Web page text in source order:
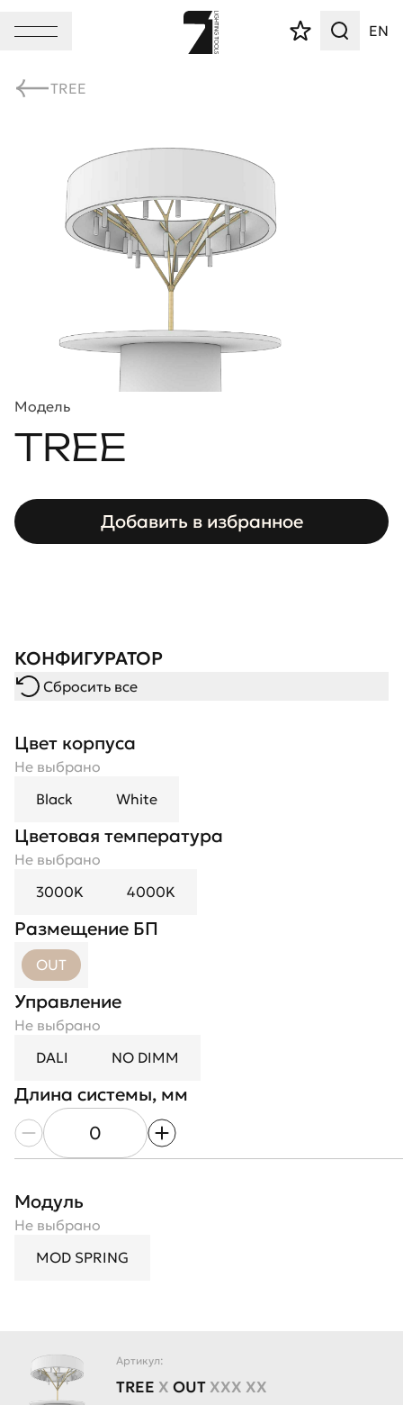
EN
TREE
Модель
TREE
Добавить в избранное
КОНФИГУРАТОР
Сбросить все
Цвет корпуса
Не выбрано
Black
White
Цветовая температура
Не выбрано
3000K
4000K
Размещение БП
OUT
Управление
Не выбрано
DALI
NO DIMM
Длина системы, мм
Модуль
Не выбрано
MOD SPRING
Количество модулей
Размер
Не выбрано
Цвет корпуса
Не выбрано
White
Black RAL Premium
Тип оптики
Не выбрано
Lens
Reflector
Оптика
Не выбрано
10°
24°
Цвет рефлектора
Не выбрано
Black
Chrome
Артикул:
TREE X OUTXXX XX